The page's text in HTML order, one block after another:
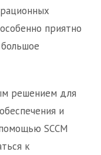
приятно
решением для
и
SCCM
к